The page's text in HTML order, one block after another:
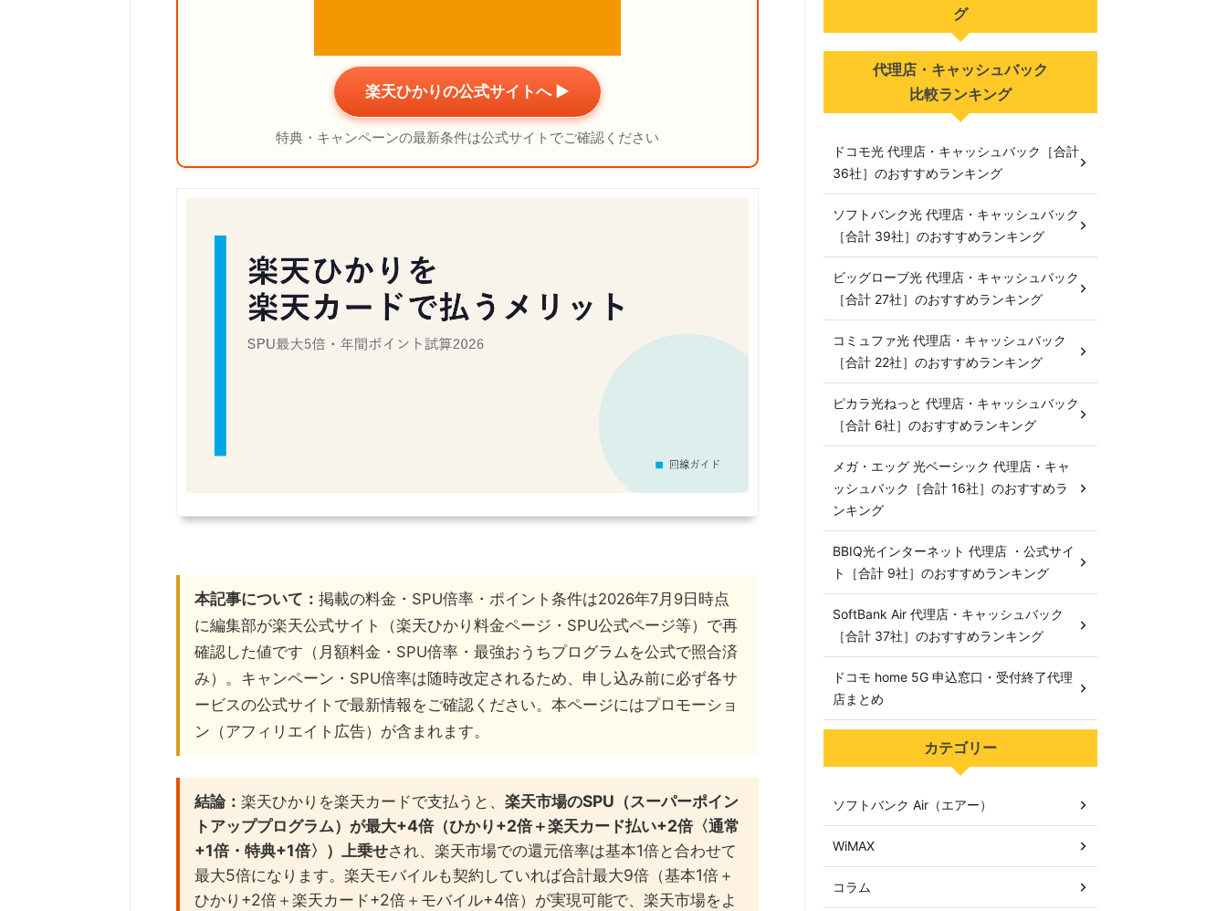
楽天ひかりの公式サイトへ ▶
特典・キャンペーンの最新条件は公式サイトでご確認ください
本記事について： 掲載の料金・SPU倍率・ポイント条件は2026年7月9日時点
に編集部が楽天公式サイト（楽天ひかり料金ページ・SPU公式ページ等）で再
確認した値です（月額料金・SPU倍率・最強おうちプログラムを公式で照合済
み）。キャンペーン・SPU倍率は随時改定されるため、申し込み前に必ず各サ
ービスの公式サイトで最新情報をご確認ください。本ページにはプロモーショ
ン（アフィリエイト広告）が含まれます。
結論： 楽天ひかりを楽天カードで支払うと、 楽天市場のSPU（スーパーポイン
トアッププログラム）が最大+4倍（ひかり+2倍＋楽天カード払い+2倍〈通常
+1倍・特典+1倍〉）上乗せされ、楽天市場での還元倍率は基本1倍と合わせて
最大5倍になります。楽天モバイルも契約していれば合計最大9倍（基本1倍＋
ひかり+2倍＋楽天カード+2倍＋モバイル+4倍）が実現可能で、楽天市場をよ
グ
代理店・キャッシュバック
比較ランキング
ドコモ光 代理店・キャッシュバック［合計
36社］のおすすめランキング
ソフトバンク光 代理店・キャッシュバック
［合計 39社］のおすすめランキング
ビッグローブ光 代理店・キャッシュバック
［合計 27社］のおすすめランキング
コミュファ光 代理店・キャッシュバック
［合計 22社］のおすすめランキング
ピカラ光ねっと 代理店・キャッシュバック
［合計 6社］のおすすめランキング
メガ・エッグ 光ベーシック 代理店・キャ
ッシュバック［合計 16社］のおすすめラ
ンキング
BBIQ光インターネット 代理店 ・公式サイ
ト［合計 9社］のおすすめランキング
SoftBank Air 代理店・キャッシュバック
［合計 37社］のおすすめランキング
ドコモ home 5G 申込窓口・受付終了代理
店まとめ
カテゴリー
ソフトバンク Air（エアー）
WiMAX
コラム